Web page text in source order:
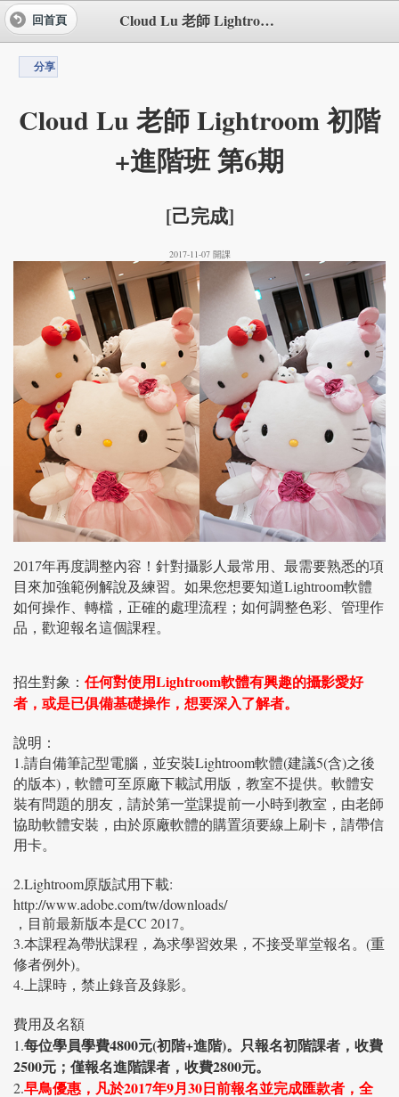
Cloud Lu 老師 Lightroom 初階+進階班 第6期
回首頁
分享
Cloud Lu 老師 Lightroom 初階
+進階班 第6期
[己完成]
2017-11-07 開課
2017年再度調整內容！針對攝影人最常用、最需要熟悉的項
目來加強範例解說及練習。如果您想要知道Lightroom軟體
如何操作、轉檔，正確的處理流程；如何調整色彩、管理作
品，歡迎報名這個課程。
招生對象： 任何對使用Lightroom軟體有興趣的攝影愛好
者，或是已俱備基礎操作，想要深入了解者。
說明：
1.請自備筆記型電腦，並安裝Lightroom軟體(建議5(含)之後
的版本)，軟體可至原廠下載試用版，教室不提供。軟體安
裝有問題的朋友，請於第一堂課提前一小時到教室，由老師
協助軟體安裝，由於原廠軟體的購置須要線上刷卡，請帶信
用卡。
2.Lightroom原版試用下載:
http://www.adobe.com/tw/downloads/
，目前最新版本是CC 2017。
3.本課程為帶狀課程，為求學習效果，不接受單堂報名。(重
修者例外)。
4.上課時，禁止錄音及錄影。
費用及名額
1.每位學員學費4800元(初階+進階)。只報名初階課者，收費
2500元；僅報名進階課者，收費2800元。
2.早鳥優惠，凡於2017年9月30日前報名並完成匯款者，全